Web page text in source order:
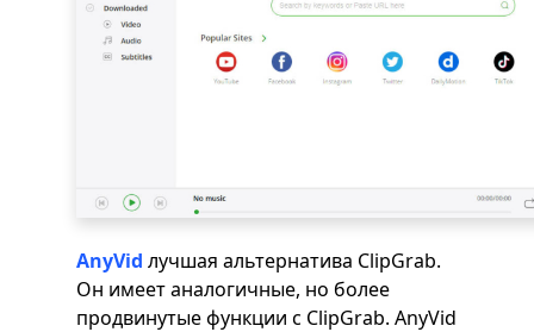
AnyVid лучшая альтернатива ClipGrab.
Он имеет аналогичные, но более
продвинутые функции с ClipGrab. AnyVid